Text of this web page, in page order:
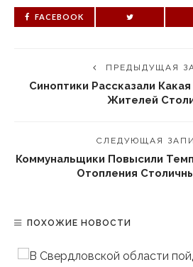
FACEBOOK
ПРЕДЫДУЩАЯ
Синоптики Рассказали
Жителей
СЛЕДУЮЩАЯ
Коммунальщики Повысили
Отопления
ПОХОЖИЕ НОВОСТИ